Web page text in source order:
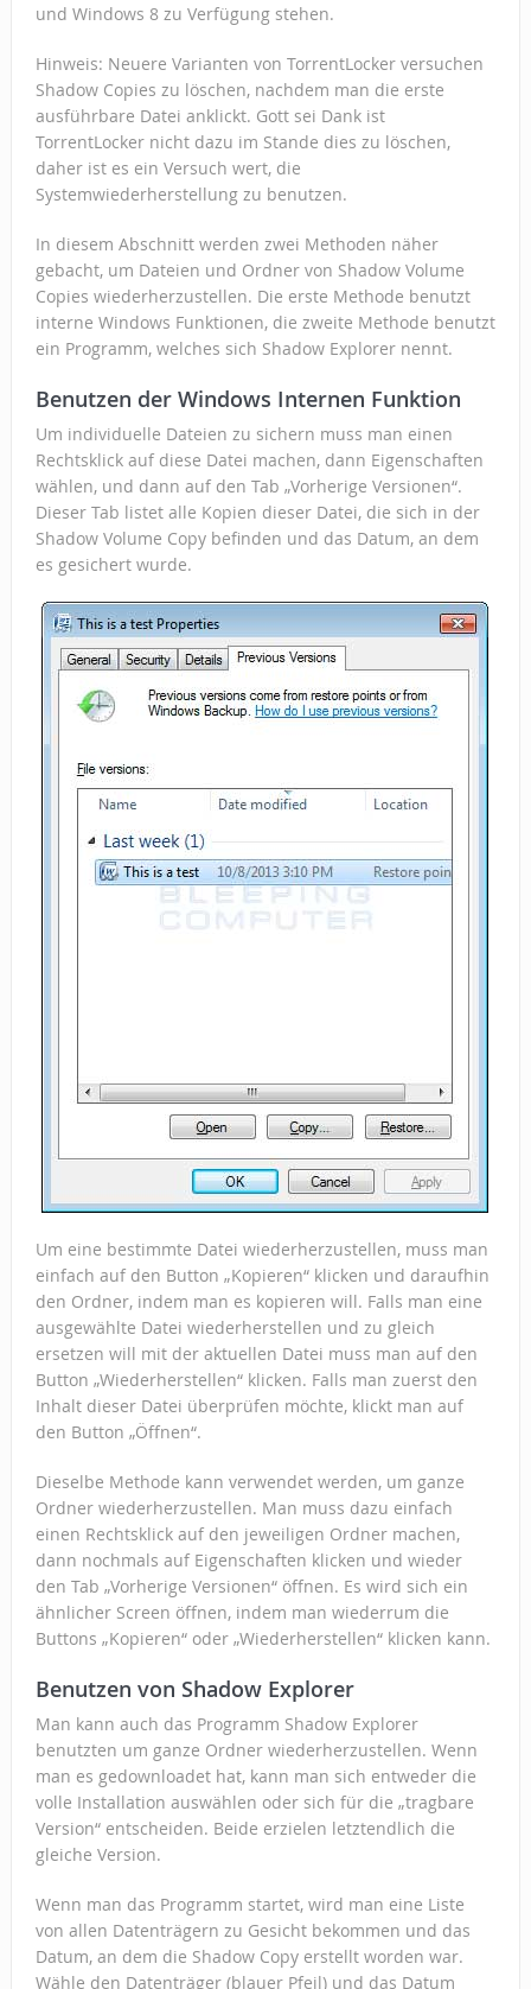
und Windows 8 zu Verfügung stehen.
Hinweis: Neuere Varianten von TorrentLocker versuchen
Shadow Copies zu löschen, nachdem man die erste
ausführbare Datei anklickt. Gott sei Dank ist
TorrentLocker nicht dazu im Stande dies zu löschen,
daher ist es ein Versuch wert, die
Systemwiederherstellung zu benutzen.
In diesem Abschnitt werden zwei Methoden näher
gebacht, um Dateien und Ordner von Shadow Volume
Copies wiederherzustellen. Die erste Methode benutzt
interne Windows Funktionen, die zweite Methode benutzt
ein Programm, welches sich Shadow Explorer nennt.
Benutzen der Windows Internen Funktion
Um individuelle Dateien zu sichern muss man einen
Rechtsklick auf diese Datei machen, dann Eigenschaften
wählen, und dann auf den Tab „Vorherige Versionen“.
Dieser Tab listet alle Kopien dieser Datei, die sich in der
Shadow Volume Copy befinden und das Datum, an dem
es gesichert wurde.
Um eine bestimmte Datei wiederherzustellen, muss man
einfach auf den Button „Kopieren“ klicken und daraufhin
den Ordner, indem man es kopieren will. Falls man eine
ausgewählte Datei wiederherstellen und zu gleich
ersetzen will mit der aktuellen Datei muss man auf den
Button „Wiederherstellen“ klicken. Falls man zuerst den
Inhalt dieser Datei überprüfen möchte, klickt man auf
den Button „Öffnen“.
Dieselbe Methode kann verwendet werden, um ganze
Ordner wiederherzustellen. Man muss dazu einfach
einen Rechtsklick auf den jeweiligen Ordner machen,
dann nochmals auf Eigenschaften klicken und wieder
den Tab „Vorherige Versionen“ öffnen. Es wird sich ein
ähnlicher Screen öffnen, indem man wiederrum die
Buttons „Kopieren“ oder „Wiederherstellen“ klicken kann.
Benutzen von Shadow Explorer
Man kann auch das Programm Shadow Explorer
benutzten um ganze Ordner wiederherzustellen. Wenn
man es gedownloadet hat, kann man sich entweder die
volle Installation auswählen oder sich für die „tragbare
Version“ entscheiden. Beide erzielen letztendlich die
gleiche Version.
Wenn man das Programm startet, wird man eine Liste
von allen Datenträgern zu Gesicht bekommen und das
Datum, an dem die Shadow Copy erstellt worden war.
Wähle den Datenträger (blauer Pfeil) und das Datum